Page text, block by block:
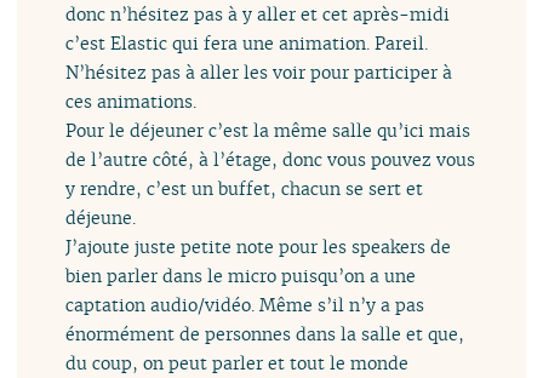
donc n’hésitez pas à y aller et cet après-midi
c’est Elastic qui fera une animation. Pareil.
N’hésitez pas à aller les voir pour participer à
ces animations.
Pour le déjeuner c’est la même salle qu’ici mais
de l’autre côté, à l’étage, donc vous pouvez vous
y rendre, c’est un buffet, chacun se sert et
déjeune.
J’ajoute juste petite note pour les speakers de
bien parler dans le micro puisqu’on a une
captation audio/vidéo. Même s’il n’y a pas
énormément de personnes dans la salle et que,
du coup, on peut parler et tout le monde